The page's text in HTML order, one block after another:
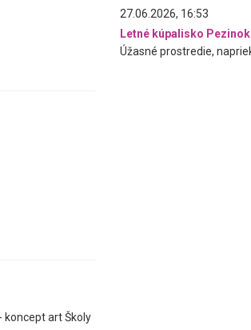
art Školy
27.06.2026, 16:53
Letné kúpalisko Pezinok